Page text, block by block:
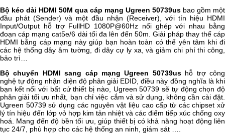
Bộ kéo dài HDMI 50M qua cáp mạng Ugreen 50739us bao gồm một
đầu phát (Sender) và một đầu nhận (Receiver), với tín hiệu HDMI
Input/Output hỗ trợ FullHD 1080P@60Hz nối ghép với nhau bằng
đoạn cáp mạng cat5e/6 dài tối đa lên đến 50m. Giải pháp thay thế cáp
HDMI bằng cáp mạng này giúp bạn hoàn toàn có thể yên tâm khi đi
các hệ thống dây âm tường, đi dây cự ly xa, và giảm chi phí thi công,
bảo trì…
Bộ chuyển HDMI sang cáp mạng Ugreen 50739ushỗ trợ công
nghệ tự động nhận diện độ phân giải EDID, điều này đồng nghĩa là khi
bạn kết nối với bất cứ thiết bị nào, Ugreen 50739 sẽ tự động chọn độ
phân giải tối ưu nhất, bạn chỉ việc cắm và sử dụng, không cần cài đặt.
Ugreen 50739 sử dụng các nguyên vật liệu cao cấp từ các chipset xử
lý tín hiệu đến lớp vỏ hợp kim tản nhiệt và các điểm tiếp xúc chống oxy
hoá. Mang đến độ bền tối ưu, giúp thiết bị có khả năng hoạt động liên
tục 24/7, phù hợp cho các hệ thống an ninh, giám sát ….